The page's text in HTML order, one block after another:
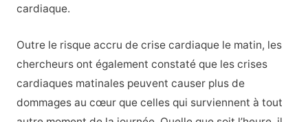
cardiaque.
Outre le risque accru de crise cardiaque le matin, les
chercheurs ont également constaté que les crises
cardiaques matinales peuvent causer plus de
dommages au cœur que celles qui surviennent à tout